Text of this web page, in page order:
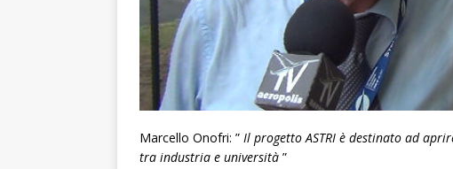
Marcello Onofri: ” Il progetto ASTRI è destinato ad
tra industria e università ”